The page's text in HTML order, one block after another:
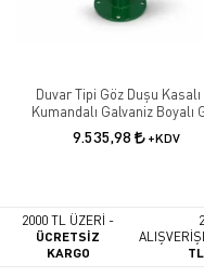
Duvar Tipi Göz Duşu Kasalı
Kumandalı Galvaniz Boyalı
Yıkama İstasyonu
9.535,98 +KDV
2000 TL ÜZERİ -
ÜCRETSİZ
KARGO